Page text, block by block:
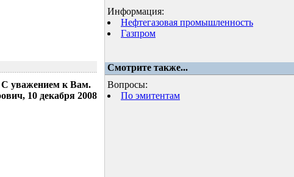
Информация:
Нефтегазовая промышленность
Газпром
Смотрите также...
уважением к Вам.
10 декабря 2008
Вопросы:
По эмитентам